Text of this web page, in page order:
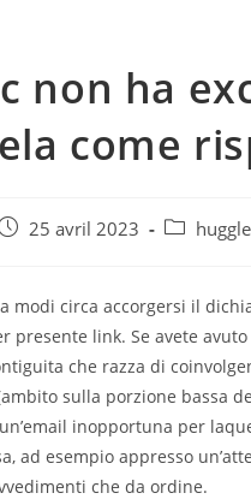
non ha
come
25 avril 2023
Post
modi circa accorgersi il
presente link. Se avete
che razza di
sulla porzione bassa
inopportuna per
ad esempio appresso
che da ordine.